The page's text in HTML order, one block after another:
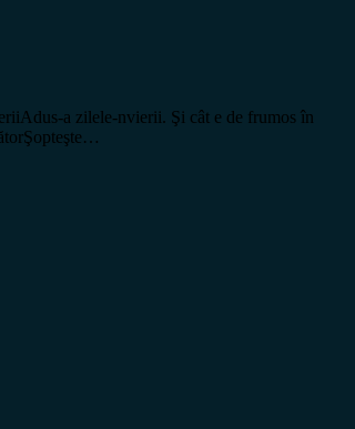
a zilele-nvierii. Şi cât e de frumos în